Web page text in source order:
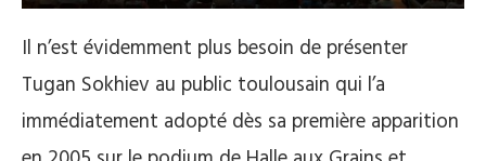
Il n’est évidemment plus besoin de présenter
Tugan Sokhiev au public toulousain qui l’a
immédiatement adopté dès sa première apparition